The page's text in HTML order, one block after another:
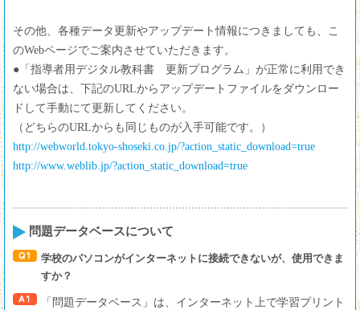
その他、各種データ更新やアップデート情報につきましても、こ
のWebページでご案内させていただきます。
●「指導者用デジタル教科書 更新プログラム」が正常に利用でき
ない場合は、下記のURLからアップデートファイルをダウンロー
ドして手動にて更新してください。
（どちらのURLからも同じものが入手可能です。）
http://webworld.tokyo-shoseki.co.jp/?action_static_download=true
http://www.weblib.jp/?action_static_download=true
問題データベースについて
学校のパソコンがインターネットに接続できないが、使用できま
すか？
「問題データベース」は、インターネット上で学習プリント